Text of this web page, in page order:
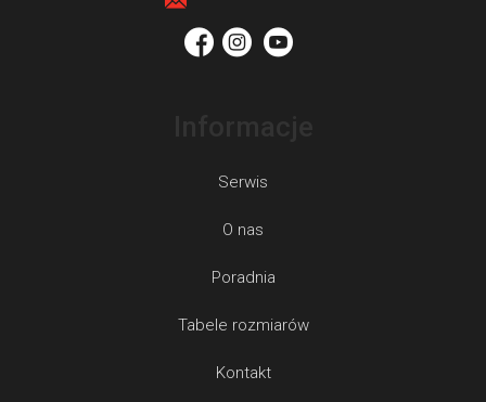
Serwis
O nas
Poradnia
Tabele rozmiarów
Kontakt